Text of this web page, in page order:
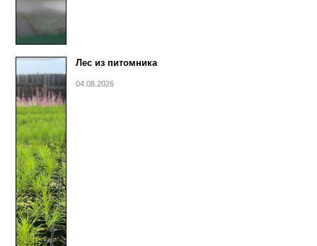
Лес из питомника
04.08.2026